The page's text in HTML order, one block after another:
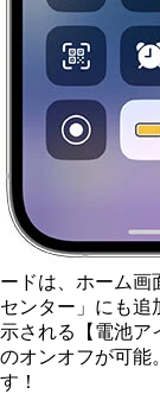
ードは、ホーム画
センター」にも追
示される【電池ア
のオンオフが可能
す！